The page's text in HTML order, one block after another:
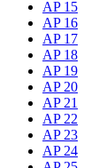
AP 15
AP 16
AP 17
AP 18
AP 19
AP 20
AP 21
AP 22
AP 23
AP 24